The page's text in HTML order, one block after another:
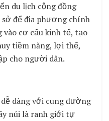
du lịch cộng đồng
để địa phương chính
cơ cấu kinh tế, tạo
tiềm năng, lợi thế,
cho người dân.
dàng với cung đường
núi là ranh giới tự